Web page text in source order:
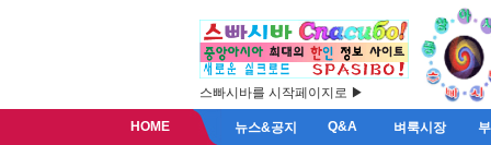
스빠시바를 시작페이지로 ▶
HOME 뉴스&공지 Q&A 벼룩시장